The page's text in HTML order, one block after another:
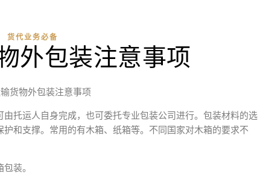
货代业务必备
外包装注意事项
货物外包装注意事项
托运人自身完成，也可委托专业包装公司进行。包装材料的选
和支撑。常用的有木箱、纸箱等。不同国家对木箱的要求不
装。